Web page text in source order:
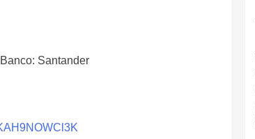
Santander